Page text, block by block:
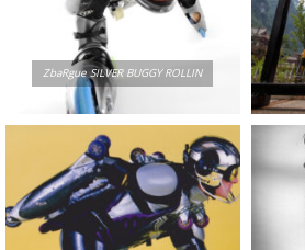
ZbaRgue SILVER BUGGY ROLLIN